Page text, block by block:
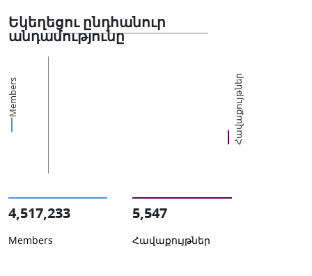
Եկեղեցու ընդհանուր
անդամությունը
Members Հավաքույթներ
4,517,233
Members
5,547
Հավաքույթներ